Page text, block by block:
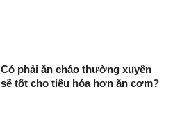
Có phải ăn cháo thường xuyên
sẽ tốt cho tiêu hóa hơn ăn cơm?